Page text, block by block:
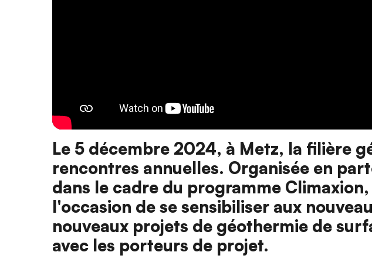
Le 5 décembre 2024, à Metz, la filière
rencontres annuelles. Organisée en
dans le cadre du programme
l'occasion de se sensibiliser aux
nouveaux projets de géothermie de
avec les porteurs de projet.